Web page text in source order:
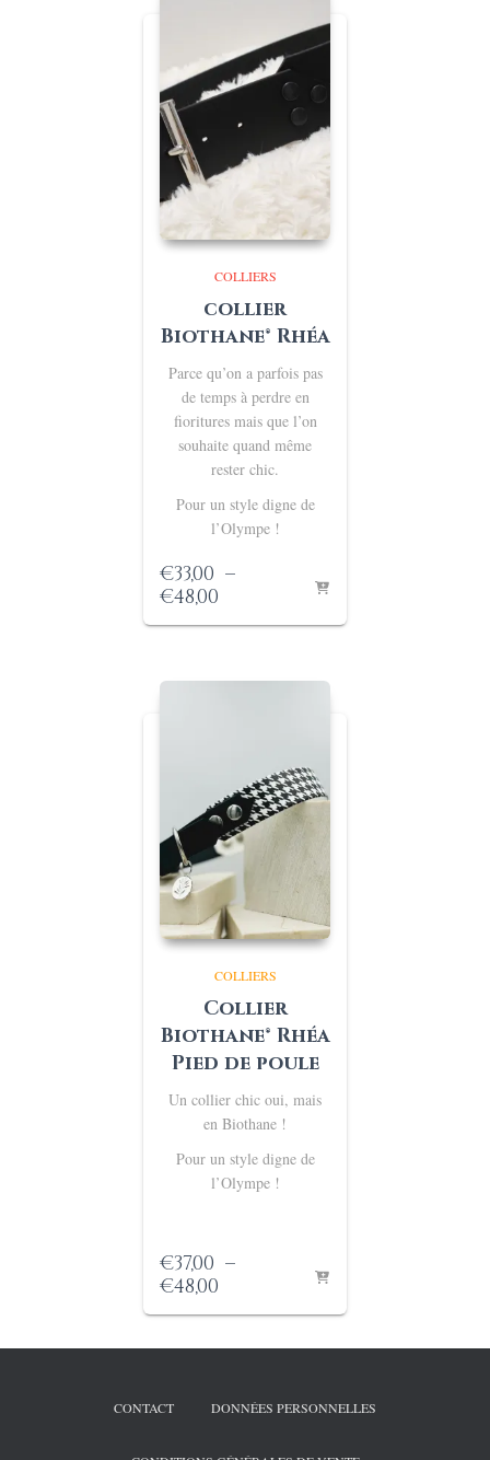
COLLIERS
collier
Biothane® Rhéa
Parce qu’on a parfois pas
de temps à perdre en
fioritures mais que l’on
souhaite quand même
rester chic.
Pour un style digne de
l’Olympe !
€33,00 –
€48,00
de
à
COLLIERS
Collier
Biothane® Rhéa
Pied de poule
Un collier chic oui, mais
en Biothane !
Pour un style digne de
l’Olympe !
€37,00 –
€48,00
de
€37,00
€48,00
CONTACT DONNÉES PERSONNELLES